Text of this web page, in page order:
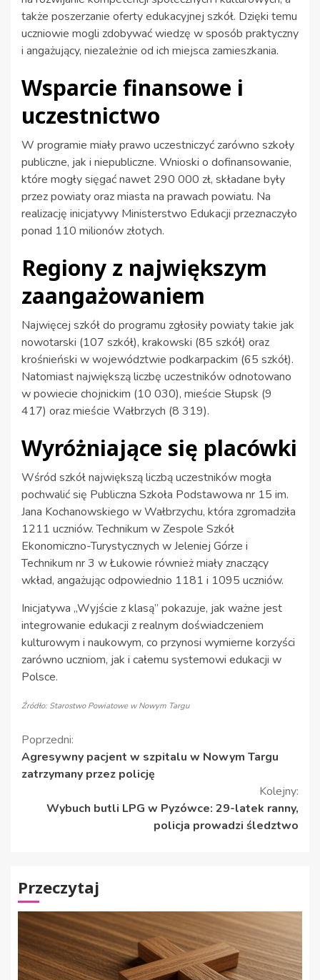
także poszerzanie oferty edukacyjnej szkół. Dzięki temu
uczniowie mogli zdobywać wiedzę w sposób praktyczny
i angażujący, niezależnie od ich miejsca zamieszkania.
Wsparcie finansowe i
uczestnictwo
W programie miały prawo uczestniczyć zarówno szkoły
publiczne, jak i niepubliczne. Wnioski o dofinansowanie,
które mogły sięgać nawet 290 000 zł, składane były
przez powiaty oraz miasta na prawach powiatu. Na
realizację inicjatywy Ministerstwo Edukacji przeznaczyło
ponad 110 milionów złotych.
Regiony z największym
zaangażowaniem
Najwięcej szkół do programu zgłosiły powiaty takie jak
nowotarski (107 szkół), krakowski (85 szkół) oraz
krośnieński w województwie podkarpackim (65 szkół).
Natomiast największą liczbę uczestników odnotowano
w powiecie chojnickim (10 030), mieście Słupsk (9
417) oraz mieście Wałbrzych (8 319).
Wyróżniające się placówki
Wśród szkół największą liczbą uczestników mogła
pochwalić się Publiczna Szkoła Podstawowa nr 15 im.
Jana Kochanowskiego w Wałbrzychu, która zgromadziła
1211 uczniów. Technikum w Zespole Szkół
Ekonomiczno-Turystycznych w Jeleniej Górze i
Technikum nr 3 w Łukowie również miały znaczący
wkład, angażując odpowiednio 1181 i 1095 uczniów.
Inicjatywa „Wyjście z klasą” pokazuje, jak ważne jest
integrowanie edukacji z realnym doświadczeniem
kulturowym i naukowym, co przynosi wymierne korzyści
zarówno uczniom, jak i całemu systemowi edukacji w
Polsce.
Źródło: Starostwo Powiatowe w Nowym Targu
Kontynuuj
czytanie
Poprzedni:
Agresywny pacjent w szpitalu w Nowym Targu
zatrzymany przez policję
Kolejny:
Wybuch butli LPG w Pyzówce: 29-latek ranny,
policja prowadzi śledztwo
Przeczytaj